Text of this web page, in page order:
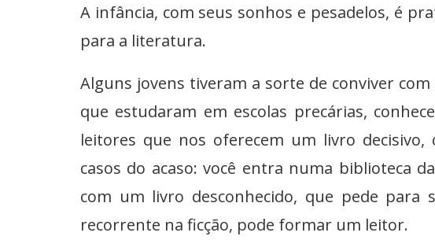
A infância, com seus sonhos e pesadelos, é
para a literatura.
Alguns jovens tiveram a sorte de conviver
que estudaram em escolas precárias,
leitores que nos oferecem um livro
casos do acaso: você entra numa biblioteca
com um livro desconhecido, que pede
recorrente na ficção, pode formar um leitor.